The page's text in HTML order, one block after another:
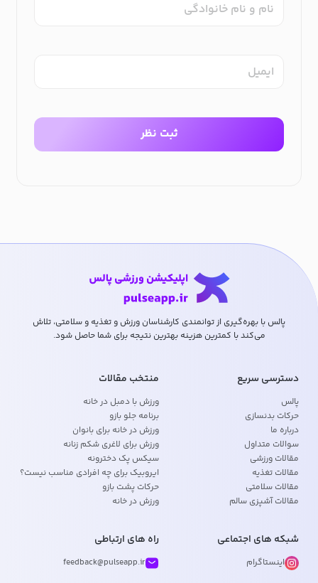
نام و نام خانوادگی
ایمیل
ثبت نظر
پالس با بهره‌گیری از توانمندی کارشناسان ورزش و تغذیه و سلامتی، تلاش
می‌کند با کمترین هزینه بهترین نتیجه برای شما حاصل شود.
دسترسی سریع
پالس
حرکات بدنسازی
درباره ما
سوالات متداول
مقالات ورزشی
مقالات تغذیه
مقالات سلامتی
مقالات آشپزی سالم
منتخب مقالات
ورزش با دمبل در خانه
برنامه جلو بازو
ورزش در خانه برای بانوان
ورزش برای لاغری شکم زنانه
سیکس پک دخترونه
ایروبیک برای چه افرادی مناسب نیست؟
حرکات پشت بازو
ورزش در خانه
شبکه های اجتماعی
اینستاگرام
راه های ارتباطی
feedback@pulseapp.ir